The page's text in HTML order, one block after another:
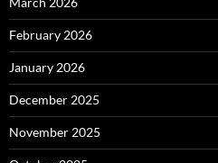
February 2026
January 2026
December 2025
November 2025